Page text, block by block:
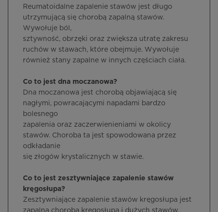
Reumatoidalne zapalenie stawów jest długo
utrzymującą się chorobą zapalną stawów.
Wywołuje ból,
sztywność, obrzęki oraz zwiększa utratę zakresu
ruchów w stawach, które obejmuje. Wywołuje
również stany zapalne w innych częściach ciała.
Co to jest dna moczanowa?
Dna moczanowa jest chorobą objawiającą się
nagłymi, powracającymi napadami bardzo
bolesnego
zapalenia oraz zaczerwienieniami w okolicy
stawów. Choroba ta jest spowodowana przez
odkładanie
się złogów krystalicznych w stawie.
Co to jest zesztywniające zapalenie stawów
kręgosłupa?
Zesztywniające zapalenie stawów kręgosłupa jest
zapalną chorobą kręgosłupa i dużych stawów.